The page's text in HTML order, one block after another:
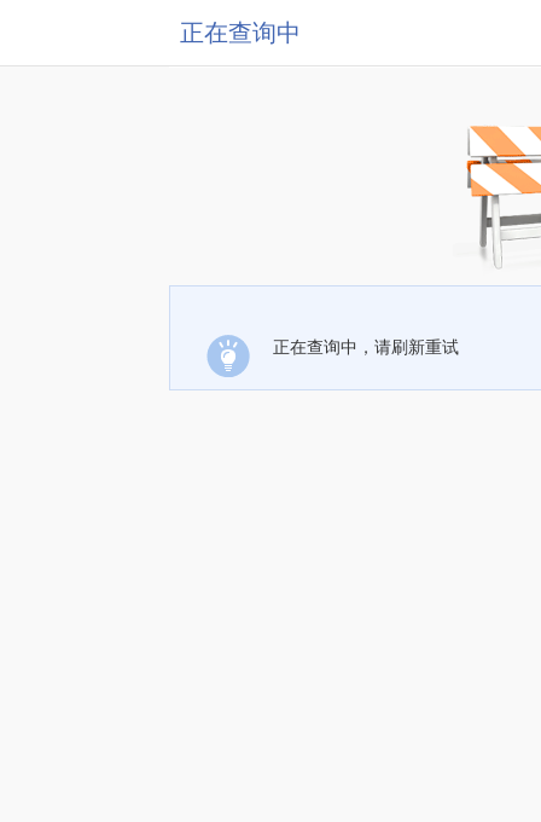
正在查询中
正在查询中，请刷新重试